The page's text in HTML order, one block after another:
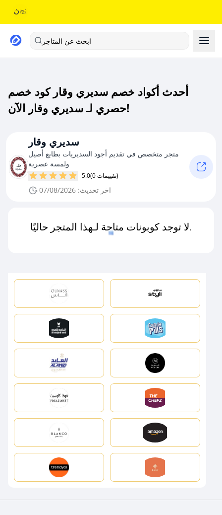
ابحث عن المتاجر
أحدث أكواد خصم سديري وقار كود خصم
حصري لـ سديري وقار الآن!
سديري وقار
متجر متخصص في تقديم أجود السديريات بطابع أصيل
ولمسة عصرية
5.0 (0 تقييمات)
اخر تحديث: 07/08/2026
لا توجد كوبونات متاحة لـهذا المتجر حاليًا.